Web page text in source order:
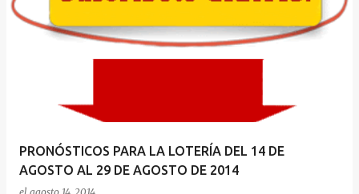
PRONÓSTICOS PARA LA LOTERÍA DEL 14 DE
AGOSTO AL 29 DE AGOSTO DE 2014